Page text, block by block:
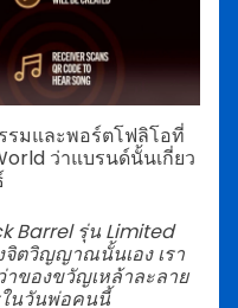
รมและพอร์ตโฟลิโอที่
ว่าแบรนด์นั้นเกี่ยว
Barrel รุ่น Limited
ตวิญญาณนั้นเอง เรา
ของขวัญเหล้าละลาย
ในวันพ่อคนนี้